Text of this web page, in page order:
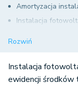
Amortyzacja
Instalacja
Zakup paneli
księgowanie w
Rozwiń
Instalacja
ewidencji środków